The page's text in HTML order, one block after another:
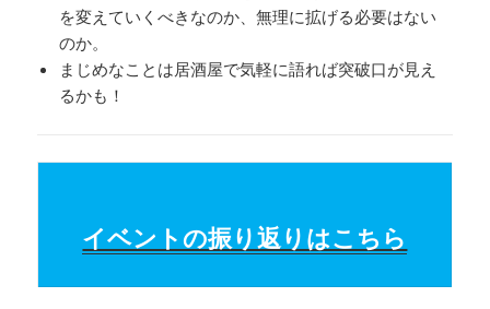
を変えていくべきなのか、無理に拡げる必要はない
のか。
まじめなことは居酒屋で気軽に語れば突破口が見え
るかも！
イベントの振り返りはこちら